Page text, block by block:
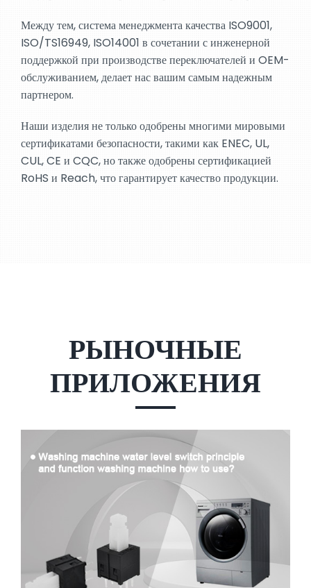
Между тем, система менеджмента качества ISO9001,
ISO/TS16949, ISO14001 в сочетании с инженерной
поддержкой при производстве переключателей и OEM-
обслуживанием, делает нас вашим самым надежным
партнером.
Наши изделия не только одобрены многими мировыми
сертификатами безопасности, такими как ENEC, UL,
CUL, CE и CQC, но также одобрены сертификацией
RoHS и Reach, что гарантирует качество продукции.
РЫНОЧНЫЕ
ПРИЛОЖЕНИЯ